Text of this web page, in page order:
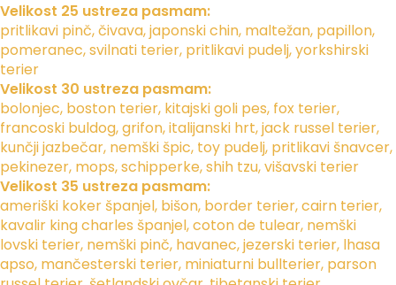
Velikost 25 ustreza pasmam:
pritlikavi pinč, čivava, japonski chin, maltežan, papillon,
pomeranec, svilnati terier, pritlikavi pudelj, yorkshirski
terier
Velikost 30 ustreza pasmam:
bolonjec, boston terier, kitajski goli pes, fox terier,
francoski buldog, grifon, italijanski hrt, jack russel terier,
kunčji jazbečar, nemški špic, toy pudelj, pritlikavi šnavcer,
pekinezer, mops, schipperke, shih tzu, višavski terier
Velikost 35 ustreza pasmam:
ameriški koker španjel, bišon, border terier, cairn terier,
kavalir king charles španjel, coton de tulear, nemški
lovski terier, nemški pinč, havanec, jezerski terier, lhasa
apso, mančesterski terier, miniaturni bullterier, parson